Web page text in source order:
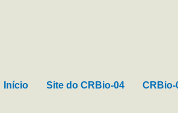
Início Site do CRBio-04 CRBio-